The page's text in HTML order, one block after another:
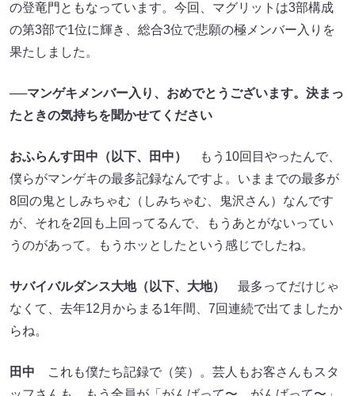
の登竜門ともなっています。今回、マグリットは3部構成
の第3部で1位に輝き、総合3位で悲願の極メンバー入りを
果たしました。
──マンゲキメンバー入り、おめでとうございます。決まっ
たときの気持ちを聞かせてください
おふらんす田中（以下、田中）
もう10回目やったんで、
僕らがマンゲキの最多記録なんですよ。いままでの最多が
8回の鬼としみちゃむ（しみちゃむ、鬼沢さん）なんです
が、それを2回も上回ってるんで、もうあとがないってい
うのがあって。もうホッとしたという感じでしたね。
サバイバルダンス大地（以下、大地）
最多ってだけじゃ
なくて、去年12月からまる1年間、7回連続で出てましたか
らね。
田中 これも僕たち記録で（笑）。芸人もお客さんもスタ